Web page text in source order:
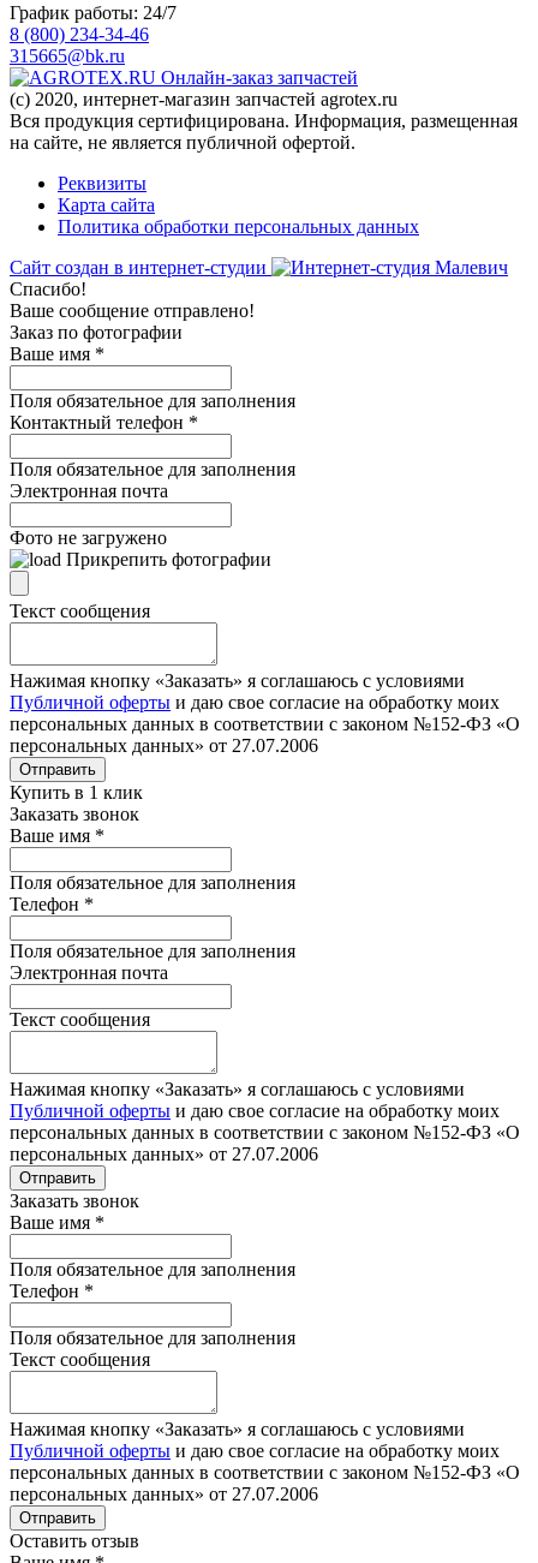
График работы: 24/7
8 (800) 234-34-46
315665@bk.ru
Онлайн-заказ запчастей
(c) 2020, интернет-магазин запчастей agrotex.ru
Вся продукция сертифицирована. Информация, размещенная
на сайте, не является публичной офертой.
Реквизиты
Карта сайта
Политика обработки персональных данных
Сайт создан в интернет-студии
Спасибо!
Ваше сообщение отправлено!
Заказ по фотографии
Ваше имя *
Поля обязательное для заполнения
Контактный телефон *
Поля обязательное для заполнения
Электронная почта
Фото не загружено
Прикрепить фотографии
Текст сообщения
Нажимая кнопку «Заказать» я соглашаюсь с условиями
Публичной оферты и даю свое согласие на обработку моих
персональных данных в соответствии с законом №152-ФЗ «О
персональных данных» от 27.07.2006
Отправить
Купить в 1 клик
Заказать звонок
Ваше имя *
Поля обязательное для заполнения
Телефон *
Поля обязательное для заполнения
Электронная почта
Текст сообщения
Нажимая кнопку «Заказать» я соглашаюсь с условиями
Публичной оферты и даю свое согласие на обработку моих
персональных данных в соответствии с законом №152-ФЗ «О
персональных данных» от 27.07.2006
Отправить
Заказать звонок
Ваше имя *
Поля обязательное для заполнения
Телефон *
Поля обязательное для заполнения
Текст сообщения
Нажимая кнопку «Заказать» я соглашаюсь с условиями
Публичной оферты и даю свое согласие на обработку моих
персональных данных в соответствии с законом №152-ФЗ «О
персональных данных» от 27.07.2006
Отправить
Оставить отзыв